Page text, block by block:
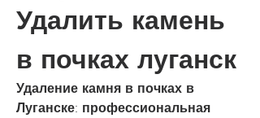
Удалить камень
в почках луганск
Удаление камня в почках в
Луганске: профессиональная